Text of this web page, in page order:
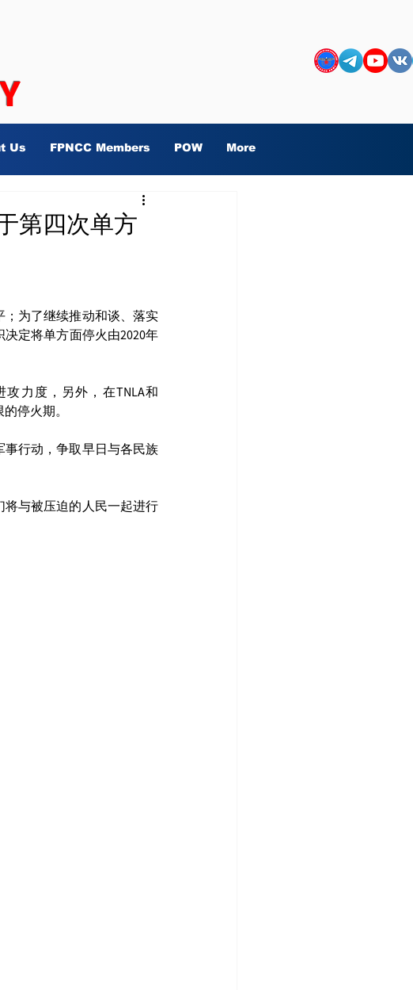
第四次单方
为了继续推动和谈、落实
定将单方面停火由2020年
力度，另外，在TNLA和
停火期。
行动，争取早日与各民族
与被压迫的人民一起进行
Us FPNCC Members POW More